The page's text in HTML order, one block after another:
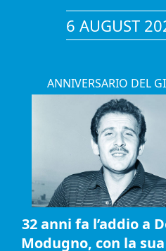
6 AUGUST
ANNIVERSARIO DEL
32 anni fa l’addio a
Modugno, con la sua